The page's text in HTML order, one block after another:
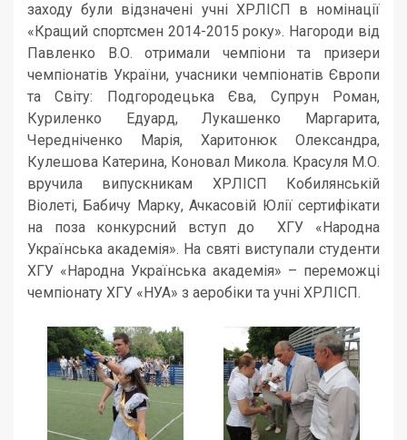
заходу були відзначені учні ХРЛІСП в номінації
«Кращий спортсмен 2014-2015 року». Нагороди від
Павленко В.О. отримали чемпіони та призери
чемпіонатів України, учасники чемпіонатів Європи
та Світу: Подгородецька Єва, Супрун Роман,
Куриленко Едуард, Лукашенко Маргарита,
Чередніченко Марія, Харитонюк Олександра,
Кулешова Катерина, Коновал Микола. Красуля М.О.
вручила випускникам ХРЛІСП Кобилянській
Віолеті, Бабичу Марку, Ачкасовій Юлії сертифікати
на поза конкурсний вступ до ХГУ «Народна
Українська академія». На святі виступали студенти
ХГУ «Народна Українська академія» – переможці
чемпіонату ХГУ «НУА» з аеробіки та учні ХРЛІСП.